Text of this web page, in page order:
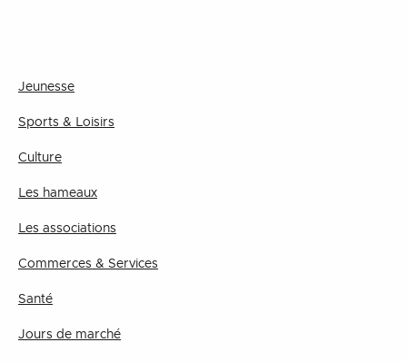
Jeunesse
Sports & Loisirs
Culture
Les hameaux
Les associations
Commerces & Services
Santé
Jours de marché